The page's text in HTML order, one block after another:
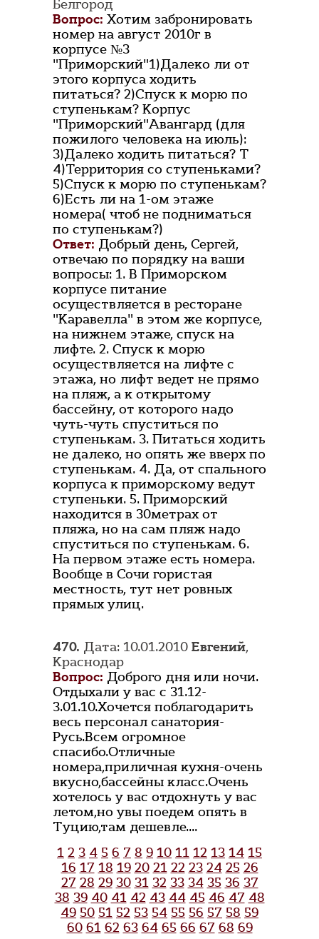
Белгород
Вопрос: Хотим забронировать
номер на август 2010г в
корпусе №3
"Приморский"1)Далеко ли от
этого корпуса ходить
питаться? 2)Спуск к морю по
ступенькам? Корпус
"Приморский"Авангард (для
пожилого человека на июль):
3)Далеко ходить питаться? Т
4)Территория со ступеньками?
5)Спуск к морю по ступенькам?
6)Есть ли на 1-ом этаже
номера( чтоб не подниматься
по ступенькам?)
Ответ: Добрый день, Сергей,
отвечаю по порядку на ваши
вопросы: 1. В Приморском
корпусе питание
осуществляется в ресторане
"Каравелла" в этом же корпусе,
на нижнем этаже, спуск на
лифте. 2. Спуск к морю
осуществляется на лифте с
этажа, но лифт ведет не прямо
на пляж, а к открытому
бассейну, от которого надо
чуть-чуть спуститься по
ступенькам. 3. Питаться ходить
не далеко, но опять же вверх по
ступенькам. 4. Да, от спального
корпуса к приморскому ведут
ступеньки. 5. Приморский
находится в 30метрах от
пляжа, но на сам пляж надо
спуститься по ступенькам. 6.
На первом этаже есть номера.
Вообще в Сочи гористая
местность, тут нет ровных
прямых улиц.
470. Дата: 10.01.2010 Евгений,
Краснодар
Вопрос: Доброго дня или ночи.
Отдыхали у вас с 31.12-
3.01.10.Хочется поблагодарить
весь персонал санатория-
Русь.Всем огромное
спасибо.Отличные
номера,приличная кухня-очень
вкусно,бассейны класс.Очень
хотелось у вас отдохнуть у вас
летом,но увы поедем опять в
Туцию,там дешевле....
1 2 3 4 5 6 7 8 9 10 11 12 13 14 15
16 17 18 19 20 21 22 23 24 25 26
27 28 29 30 31 32 33 34 35 36 37
38 39 40 41 42 43 44 45 46 47 48
49 50 51 52 53 54 55 56 57 58 59
60 61 62 63 64 65 66 67 68 69